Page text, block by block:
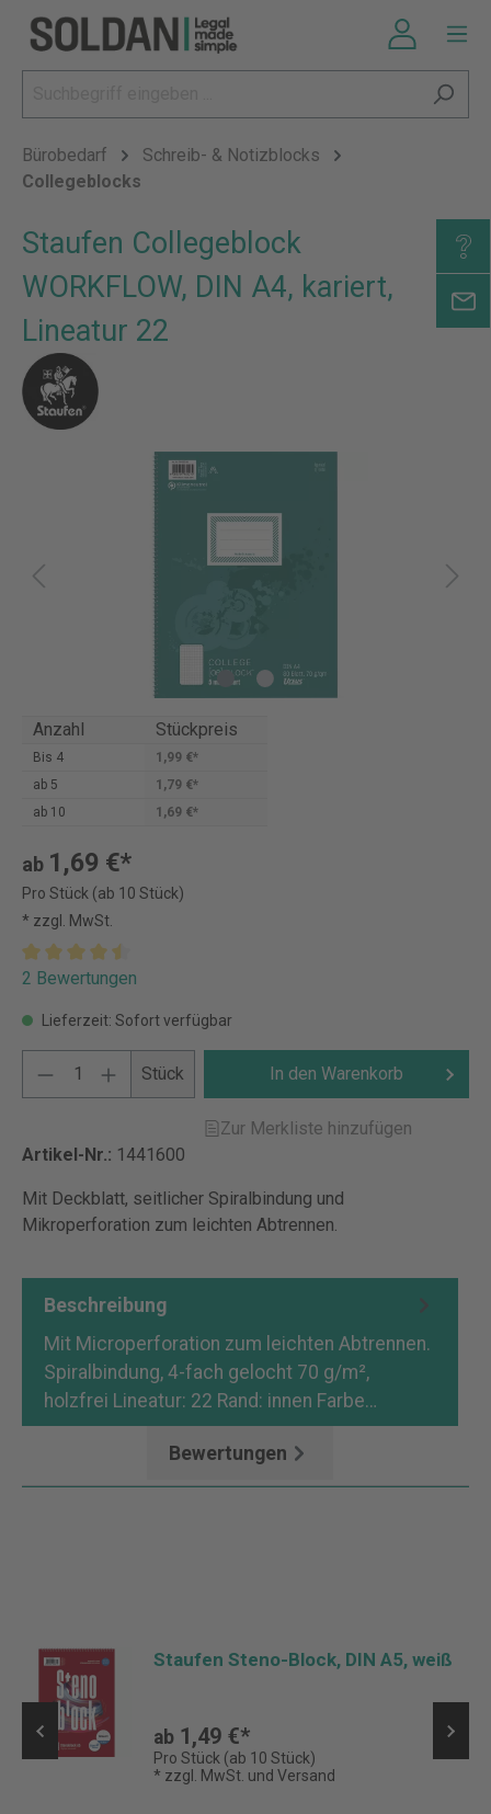
Bürobedarf
Schreib- & Notizblocks
Collegeblocks
Staufen Collegeblock
WORKFLOW, DIN A4, kariert,
Lineatur 22
Anzahl Stückpreis
Bis 4
1,99 €*
ab 5
1,79 €*
ab 10 1,69 €*
ab 1,69 €*
Pro Stück (ab 10 Stück)
* zzgl. MwSt.
2 Bewertungen
Lieferzeit: Sofort verfügbar
Stück In den Warenkorb
Zur Merkliste hinzufügen
Artikel-Nr.: 1441600
Mit Deckblatt, seitlicher Spiralbindung und
Mikroperforation zum leichten Abtrennen.
Beschreibung
Mit Microperforation zum leichten Abtrennen.
Spiralbindung, 4-fach gelocht 70 g/m²,
holzfrei Lineatur: 22 Rand: innen Farbe…
Bewertungen
Staufen Steno-Block, DIN A5, weiß
ab 1,49 €*
Pro Stück (ab 10 Stück)
* zzgl. MwSt. und Versand